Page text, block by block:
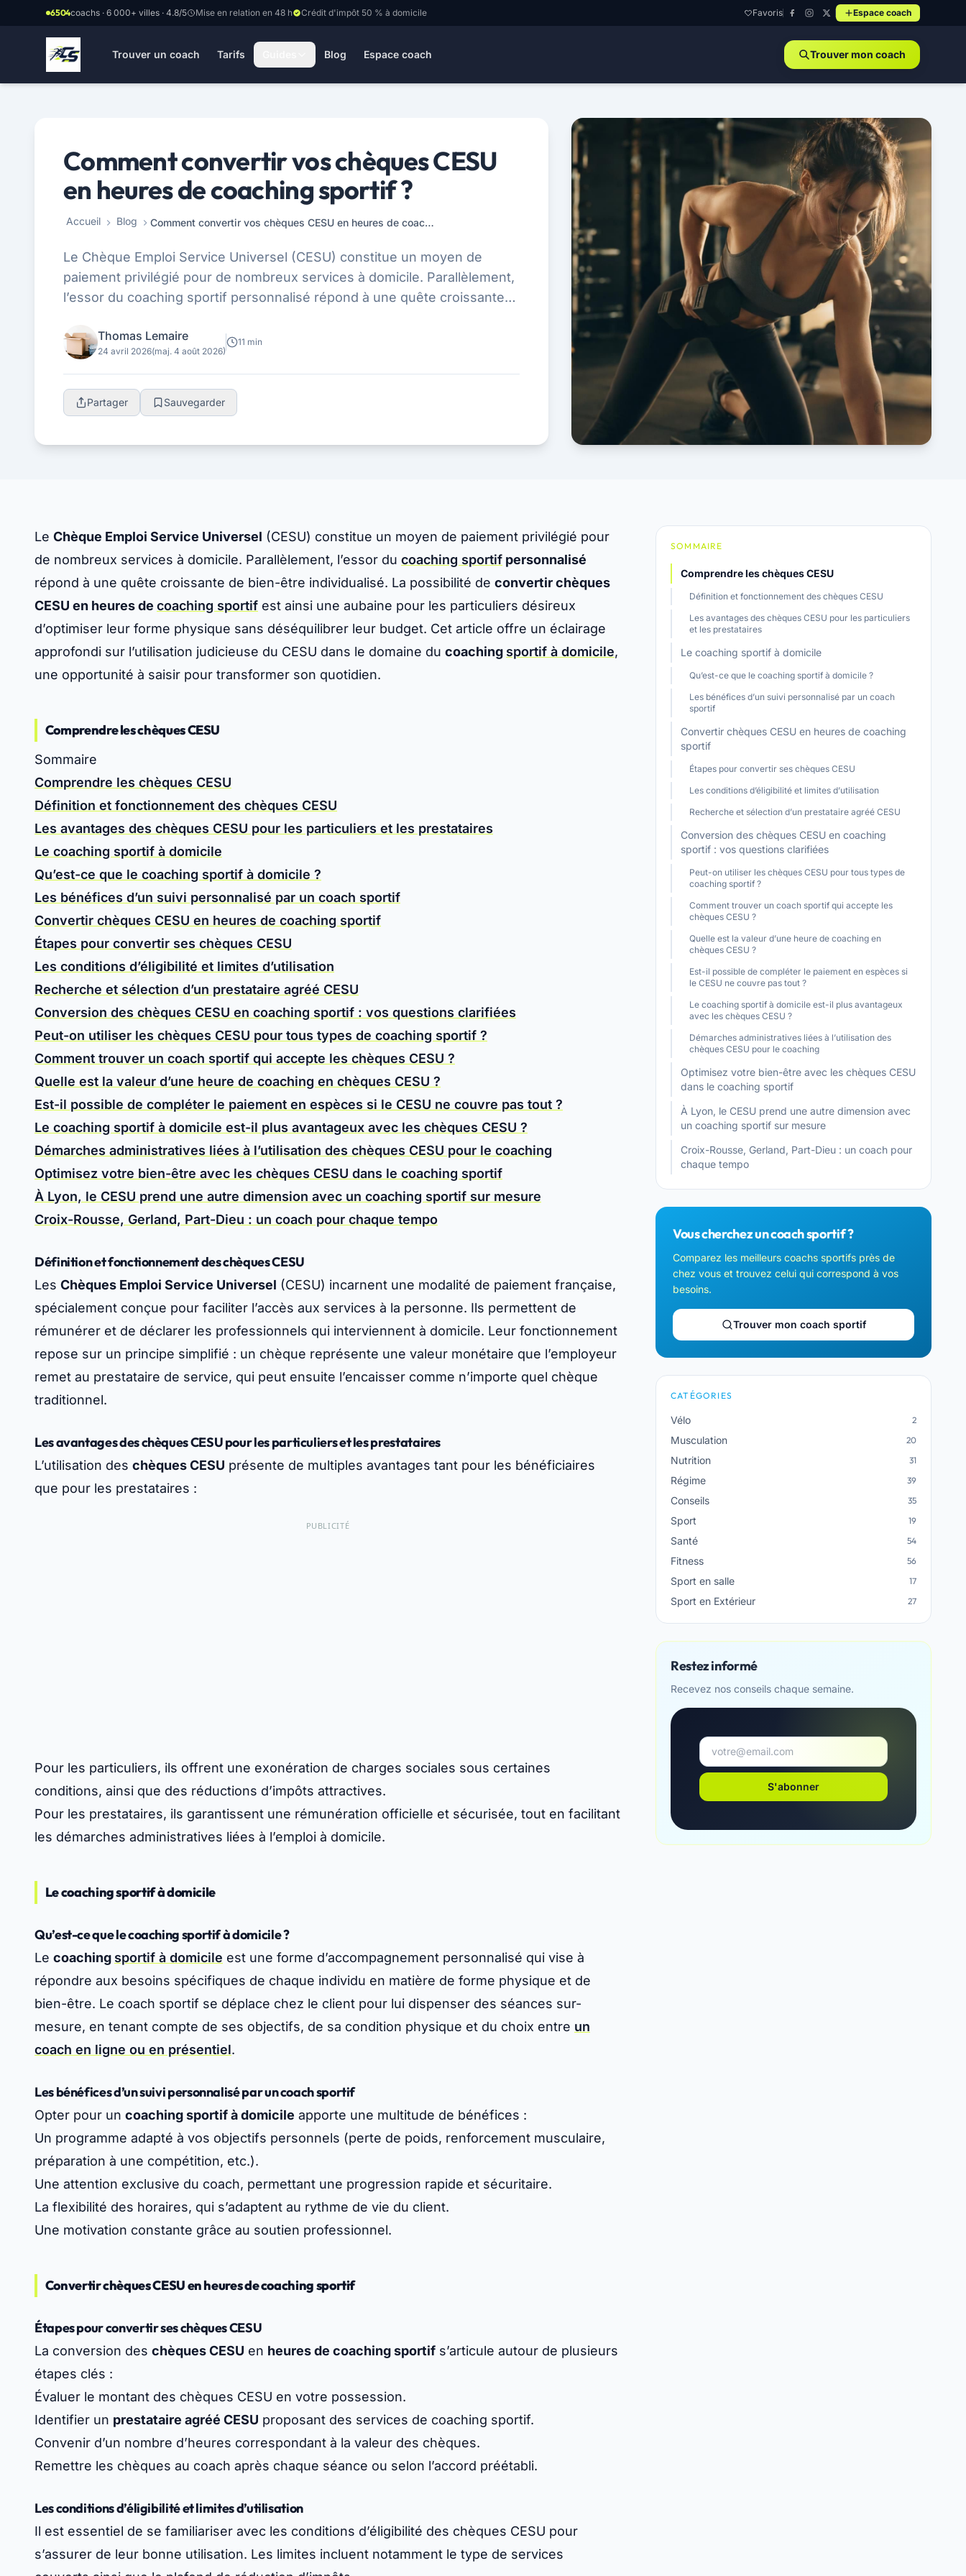
Aller au contenu principal
6504coachs · 6 000+ villes · 4.8/5 Mise en relation en 48 h Crédit d'impôt 50 % à domicile Favoris Espace coach
Trouver un coach Tarifs Blog Espace coach Trouver mon coach
Comment convertir vos chèques CESU
en heures de coaching sportif ?
Accueil Blog Comment convertir vos chèques CESU en heures de coaching sportif ?
Le Chèque Emploi Service Universel (CESU) constitue un moyen de
paiement privilégié pour de nombreux services à domicile. Parallèlement,
l’essor du coaching sportif personnalisé répond à une quête croissante
Thomas Lemaire
24 avril 2026(maj. 4 août 2026)
11 min
Partager Sauvegarder
Le Chèque Emploi Service Universel (CESU) constitue un moyen de paiement privilégié pour
de nombreux services à domicile. Parallèlement, l’essor du coaching sportif personnalisé
répond à une quête croissante de bien-être individualisé. La possibilité de convertir chèques
CESU en heures de coaching sportif est ainsi une aubaine pour les particuliers désireux
d’optimiser leur forme physique sans déséquilibrer leur budget. Cet article offre un éclairage
approfondi sur l’utilisation judicieuse du CESU dans le domaine du coaching sportif à domicile,
une opportunité à saisir pour transformer son quotidien.
Comprendre les chèques CESU
Sommaire
Comprendre les chèques CESU
Définition et fonctionnement des chèques CESU
Les avantages des chèques CESU pour les particuliers et les prestataires
Le coaching sportif à domicile
Qu’est-ce que le coaching sportif à domicile ?
Les bénéfices d’un suivi personnalisé par un coach sportif
Convertir chèques CESU en heures de coaching sportif
Étapes pour convertir ses chèques CESU
Les conditions d’éligibilité et limites d’utilisation
Recherche et sélection d’un prestataire agréé CESU
Conversion des chèques CESU en coaching sportif : vos questions clarifiées
Peut-on utiliser les chèques CESU pour tous types de coaching sportif ?
Comment trouver un coach sportif qui accepte les chèques CESU ?
Quelle est la valeur d’une heure de coaching en chèques CESU ?
Est-il possible de compléter le paiement en espèces si le CESU ne couvre pas tout ?
Le coaching sportif à domicile est-il plus avantageux avec les chèques CESU ?
Démarches administratives liées à l’utilisation des chèques CESU pour le coaching
Optimisez votre bien-être avec les chèques CESU dans le coaching sportif
À Lyon, le CESU prend une autre dimension avec un coaching sportif sur mesure
Croix-Rousse, Gerland, Part-Dieu : un coach pour chaque tempo
Définition et fonctionnement des chèques CESU
Les Chèques Emploi Service Universel (CESU) incarnent une modalité de paiement française,
spécialement conçue pour faciliter l’accès aux services à la personne. Ils permettent de
rémunérer et de déclarer les professionnels qui interviennent à domicile. Leur fonctionnement
repose sur un principe simplifié : un chèque représente une valeur monétaire que l’employeur
remet au prestataire de service, qui peut ensuite l’encaisser comme n’importe quel chèque
traditionnel.
Les avantages des chèques CESU pour les particuliers et les prestataires
L’utilisation des chèques CESU présente de multiples avantages tant pour les bénéficiaires
que pour les prestataires :
PUBLICITÉ
Pour les particuliers, ils offrent une exonération de charges sociales sous certaines
conditions, ainsi que des réductions d’impôts attractives.
Pour les prestataires, ils garantissent une rémunération officielle et sécurisée, tout en facilitant
les démarches administratives liées à l’emploi à domicile.
Le coaching sportif à domicile
Qu’est-ce que le coaching sportif à domicile ?
Le coaching sportif à domicile est une forme d’accompagnement personnalisé qui vise à
répondre aux besoins spécifiques de chaque individu en matière de forme physique et de
bien-être. Le coach sportif se déplace chez le client pour lui dispenser des séances sur-
mesure, en tenant compte de ses objectifs, de sa condition physique et du choix entre un
coach en ligne ou en présentiel.
Les bénéfices d’un suivi personnalisé par un coach sportif
Opter pour un coaching sportif à domicile apporte une multitude de bénéfices :
Un programme adapté à vos objectifs personnels (perte de poids, renforcement musculaire,
préparation à une compétition, etc.).
Une attention exclusive du coach, permettant une progression rapide et sécuritaire.
La flexibilité des horaires, qui s’adaptent au rythme de vie du client.
Une motivation constante grâce au soutien professionnel.
Convertir chèques CESU en heures de coaching sportif
Étapes pour convertir ses chèques CESU
La conversion des chèques CESU en heures de coaching sportif s’articule autour de plusieurs
étapes clés :
Évaluer le montant des chèques CESU en votre possession.
Identifier un prestataire agréé CESU proposant des services de coaching sportif.
Convenir d’un nombre d’heures correspondant à la valeur des chèques.
Remettre les chèques au coach après chaque séance ou selon l’accord préétabli.
Les conditions d’éligibilité et limites d’utilisation
Il est essentiel de se familiariser avec les conditions d’éligibilité des chèques CESU pour
s’assurer de leur bonne utilisation. Les limites incluent notamment le type de services
SOMMAIRE
Comprendre les chèques CESU
Définition et fonctionnement des chèques CESU
Les avantages des chèques CESU pour les particuliers
et les prestataires
Le coaching sportif à domicile
Qu’est-ce que le coaching sportif à domicile ?
Les bénéfices d’un suivi personnalisé par un coach
sportif
Convertir chèques CESU en heures de coaching
sportif
Étapes pour convertir ses chèques CESU
Les conditions d’éligibilité et limites d’utilisation
Recherche et sélection d’un prestataire agréé CESU
Conversion des chèques CESU en coaching
sportif : vos questions clarifiées
Peut-on utiliser les chèques CESU pour tous types de
coaching sportif ?
Comment trouver un coach sportif qui accepte les
chèques CESU ?
Quelle est la valeur d’une heure de coaching en
chèques CESU ?
Est-il possible de compléter le paiement en espèces si
le CESU ne couvre pas tout ?
Le coaching sportif à domicile est-il plus avantageux
avec les chèques CESU ?
Démarches administratives liées à l’utilisation des
chèques CESU pour le coaching
Optimisez votre bien-être avec les chèques CESU
dans le coaching sportif
À Lyon, le CESU prend une autre dimension avec
un coaching sportif sur mesure
Croix-Rousse, Gerland, Part-Dieu : un coach pour
chaque tempo
Vous cherchez un coach sportif ?
Comparez les meilleurs coachs sportifs près de
chez vous et trouvez celui qui correspond à vos
besoins.
Trouver mon coach sportif
CATÉGORIES
Vélo 2
Musculation 20
Nutrition 31
Régime 39
Conseils 35
Sport 19
Santé 54
Fitness 56
Sport en salle 17
Sport en Extérieur 27
Restez informé
Recevez nos conseils chaque semaine.
S'abonner